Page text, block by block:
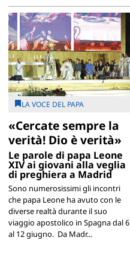
LA VOCE DEL PAPA
«Cercate sempre la
verità! Dio è verità»
Le parole di papa Leone
XIV ai giovani alla veglia
di preghiera a Madrid
Sono numerosissimi gli incontri
che papa Leone ha avuto con le
diverse realtà durante il suo
viaggio apostolico in Spagna dal 6
al 12 giugno. Da Madr...